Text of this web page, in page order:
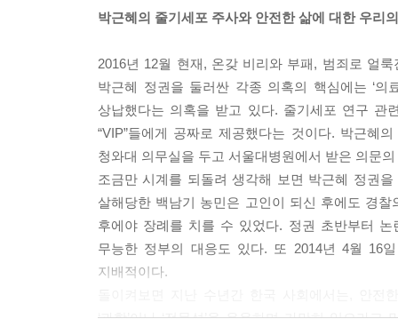
용어 찾아보기 347
의외의 사태에 대한 대비의 부재는 통상 신자유
반드시 일어날 것이었다. 그리고 우리에게는 대비
로 대비하지 않은 채 내버려 두었다.--- p.151~152
생명정치 시대의 영구적인 전쟁
선제적 전쟁의 확장과 함께 환경 및 생명정치의
없는 생명의 진실이라도 된 양, 지구 위 생명의 진
생명권 운동과 여성 신체
투기적 양식으로 작동하는 정치에 맞서, 근본주
생명권 운동이 명백히 밝힌 것처럼, 이 자산 형태
박근혜의 줄기세포 주사와 안전한 삶에 대한 우리
2016년 12월 현재, 온갖 비리와 부패, 범죄로 얼
박근혜 정권을 둘러싼 각종 의혹의 핵심에는 ‘
상납했다는 의혹을 받고 있다. 줄기세포 연구 관
“VIP”들에게 공짜로 제공했다는 것이다. 박근혜
청와대 의무실을 두고 서울대병원에서 받은 의문
조금만 시계를 되돌려 생각해 보면 박근혜 정권
살해당한 백남기 농민은 고인이 되신 후에도 경찰
후에야 장례를 치를 수 있었다. 정권 초반부터
무능한 정부의 대응도 있다. 또 2014년 4월 16
지배적이다.
‘과학’이나 ‘전문성’을 운운하며 가만히 있으라고